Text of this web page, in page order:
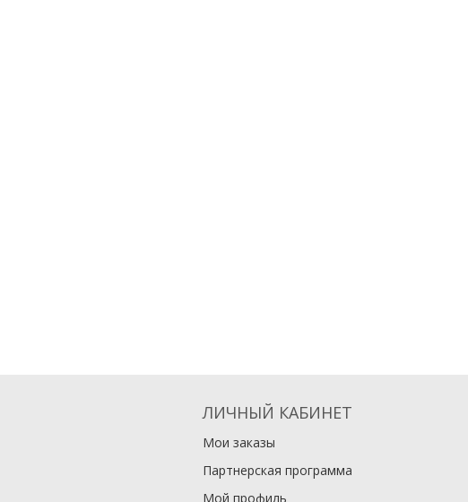
ЛИЧНЫЙ КАБИНЕТ
Мои заказы
Партнерская программа
Мой профиль